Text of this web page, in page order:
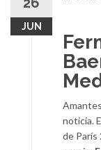
JUN
noticia.
de París